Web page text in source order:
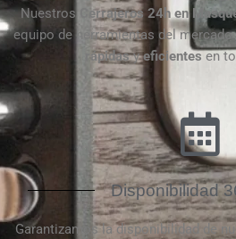
Nuestros Cerrajeros 24h en
equipo de herramientas del
rápidasyeficientesen
Disponibilidad
Garantizamos la disponibilidad de